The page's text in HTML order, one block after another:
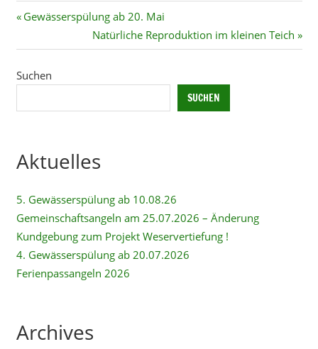
Beitragsnavigation
Vorheriger
Gewässerspülung ab 20. Mai
Nächster
Beitrag:
Natürliche Reproduktion im kleinen Teich
Suchen
SUCHEN
Aktuelles
5. Gewässerspülung ab 10.08.26
Gemeinschaftsangeln am 25.07.2026 – Änderung
Kundgebung zum Projekt Weservertiefung !
4. Gewässerspülung ab 20.07.2026
Ferienpassangeln 2026
Archives